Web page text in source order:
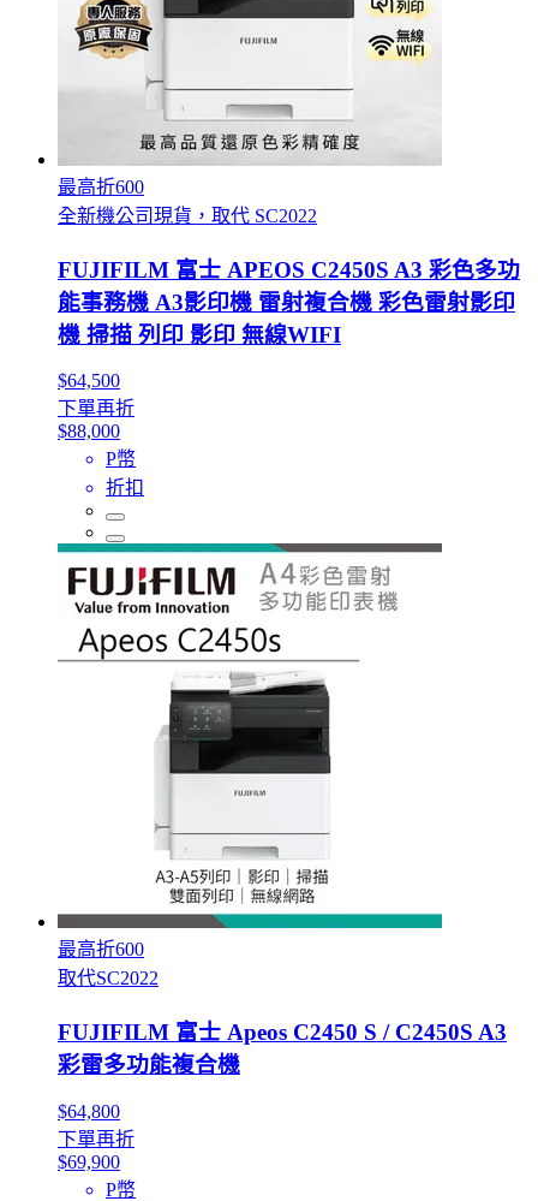
最高折600
全新機公司現貨，取代 SC2022
FUJIFILM 富士 APEOS C2450S A3 彩色多功
能事務機 A3影印機 雷射複合機 彩色雷射影印
機 掃描 列印 影印 無線WIFI
$64,500
下單再折
$88,000
P幣
折扣
最高折600
取代SC2022
FUJIFILM 富士 Apeos C2450 S / C2450S A3
彩雷多功能複合機
$64,800
下單再折
$69,900
P幣